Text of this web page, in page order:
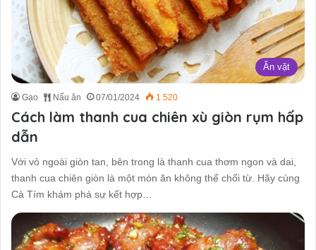
Ăn vặt
Gạo Nấu ăn 07/01/2024 1.520
Cách làm thanh cua chiên xù giòn rụm hấp
dẫn
Với vỏ ngoài giòn tan, bên trong là thanh cua thơm ngon và dai,
thanh cua chiên giòn là một món ăn không thể chối từ. Hãy cùng
Cà Tím khám phá sự kết hợp…